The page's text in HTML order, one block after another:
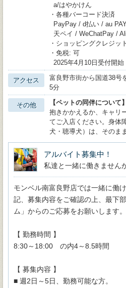
a/はやかけん
・各種バーコード決済
PayPay / d払い / au
天ペイ / WeChatPay /
・ショッピングクレジット
・免税: 可
2025年4月10日受付開始
アクセス
富良野市街から国道38号
5分
その他
【ペットの同伴について】
抱きかかえるか、キャリ
てご入店ください。身体
犬・聴導犬）は、そのま
アルバイト募集中！
私達と一緒に働きません
モンベル南富良野店では一緒に働
記、募集内容をご確認の上、最下
ム」からのご応募をお願いします。
【 勤務時間 】
8:30～18:00 の内4～8.5時間
【 募集内容 】
■ 週2日～5日、勤務可能な方。